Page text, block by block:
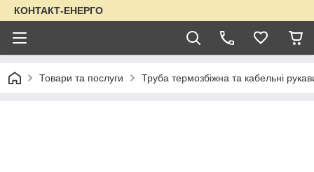
КОНТАКТ-ЕНЕРГО
Товари та послуги Труба термозбіжна та кабельні